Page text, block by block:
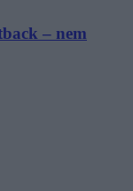
– nem